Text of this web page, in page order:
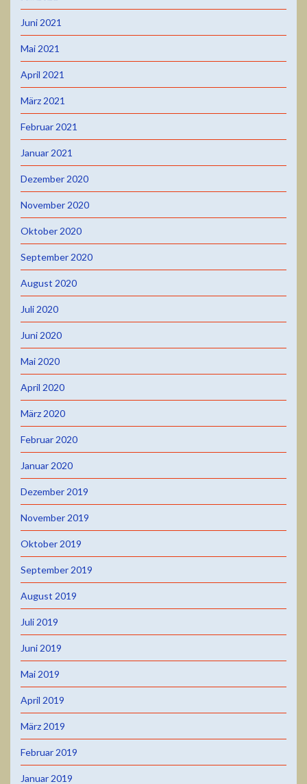
Juni 2021
Mai 2021
April 2021
März 2021
Februar 2021
Januar 2021
Dezember 2020
November 2020
Oktober 2020
September 2020
August 2020
Juli 2020
Juni 2020
Mai 2020
April 2020
März 2020
Februar 2020
Januar 2020
Dezember 2019
November 2019
Oktober 2019
September 2019
August 2019
Juli 2019
Juni 2019
Mai 2019
April 2019
März 2019
Februar 2019
Januar 2019